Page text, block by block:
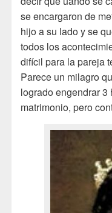
se encargaron de
hijo a su lado y se
todos los
difícil para la pareja
Parece un milagro
logrado engendrar
matrimonio, pero